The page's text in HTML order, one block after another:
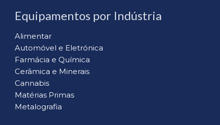
Equipamentos por Indústria
Alimentar
Automóvel e Eletrónica
Farmácia e Química
Cerâmica e Minerais
Cannabis
Matérias Primas
Metalografia